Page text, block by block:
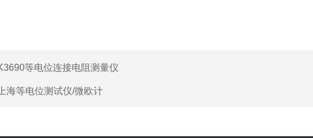
等电位连接电阻测量仪
上海等电位测试仪/微欧计